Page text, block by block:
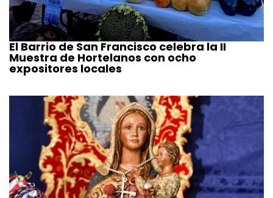
El Barrio de San Francisco celebra la II
Muestra de Hortelanos con ocho
expositores locales